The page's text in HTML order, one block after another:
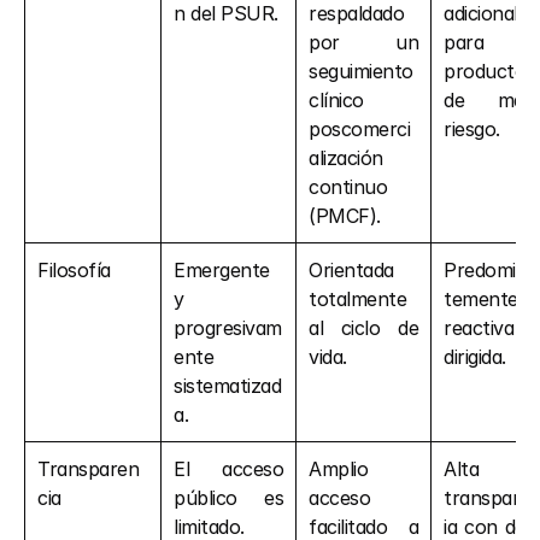
n del PSUR.
respaldado
por un
seguimiento
clínico
poscomerci
alización
continuo
(PMCF).
adicionales
para
productos
de
riesgo.
Filosofía
Emergente
y
progresivam
ente
sistematizad
a.
Orientada
totalmente
al ciclo de
vida.
temente
reactiva
dirigida.
Transparen
cia
El acceso
público es
limitado.
Amplio
acceso
facilitado a
Alta
ia con